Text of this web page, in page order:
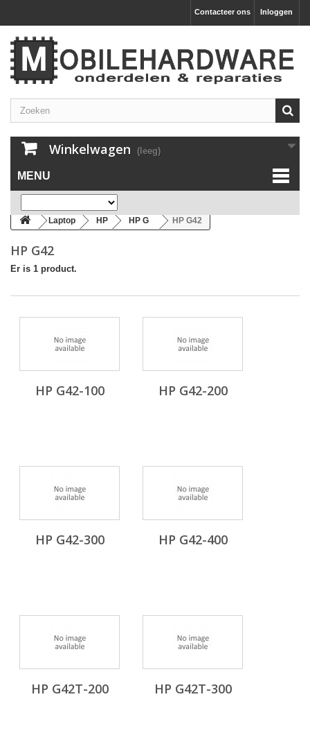
Inloggen
Contacteer ons
Winkelwagen (leeg)
MENU
Laptop HP HP G HP G42
HP G42
Er is 1 product.
HP G42-100 HP G42-200
HP G42-300 HP G42-400
HP G42T-200 HP G42T-300